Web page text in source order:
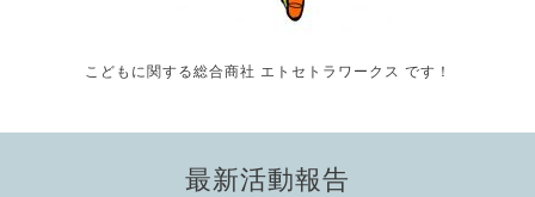
こどもに関する総合商社 エトセトラワークス です！
最新活動報告